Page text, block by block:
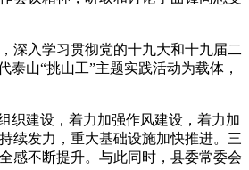
入学习贯彻党的十九大和十九届二
山“挑山工”主题实践活动为载体，
建设，着力加强作风建设，着力加
续发力，重大基础设施加快推进。三
感不断提升。与此同时，县委常委会